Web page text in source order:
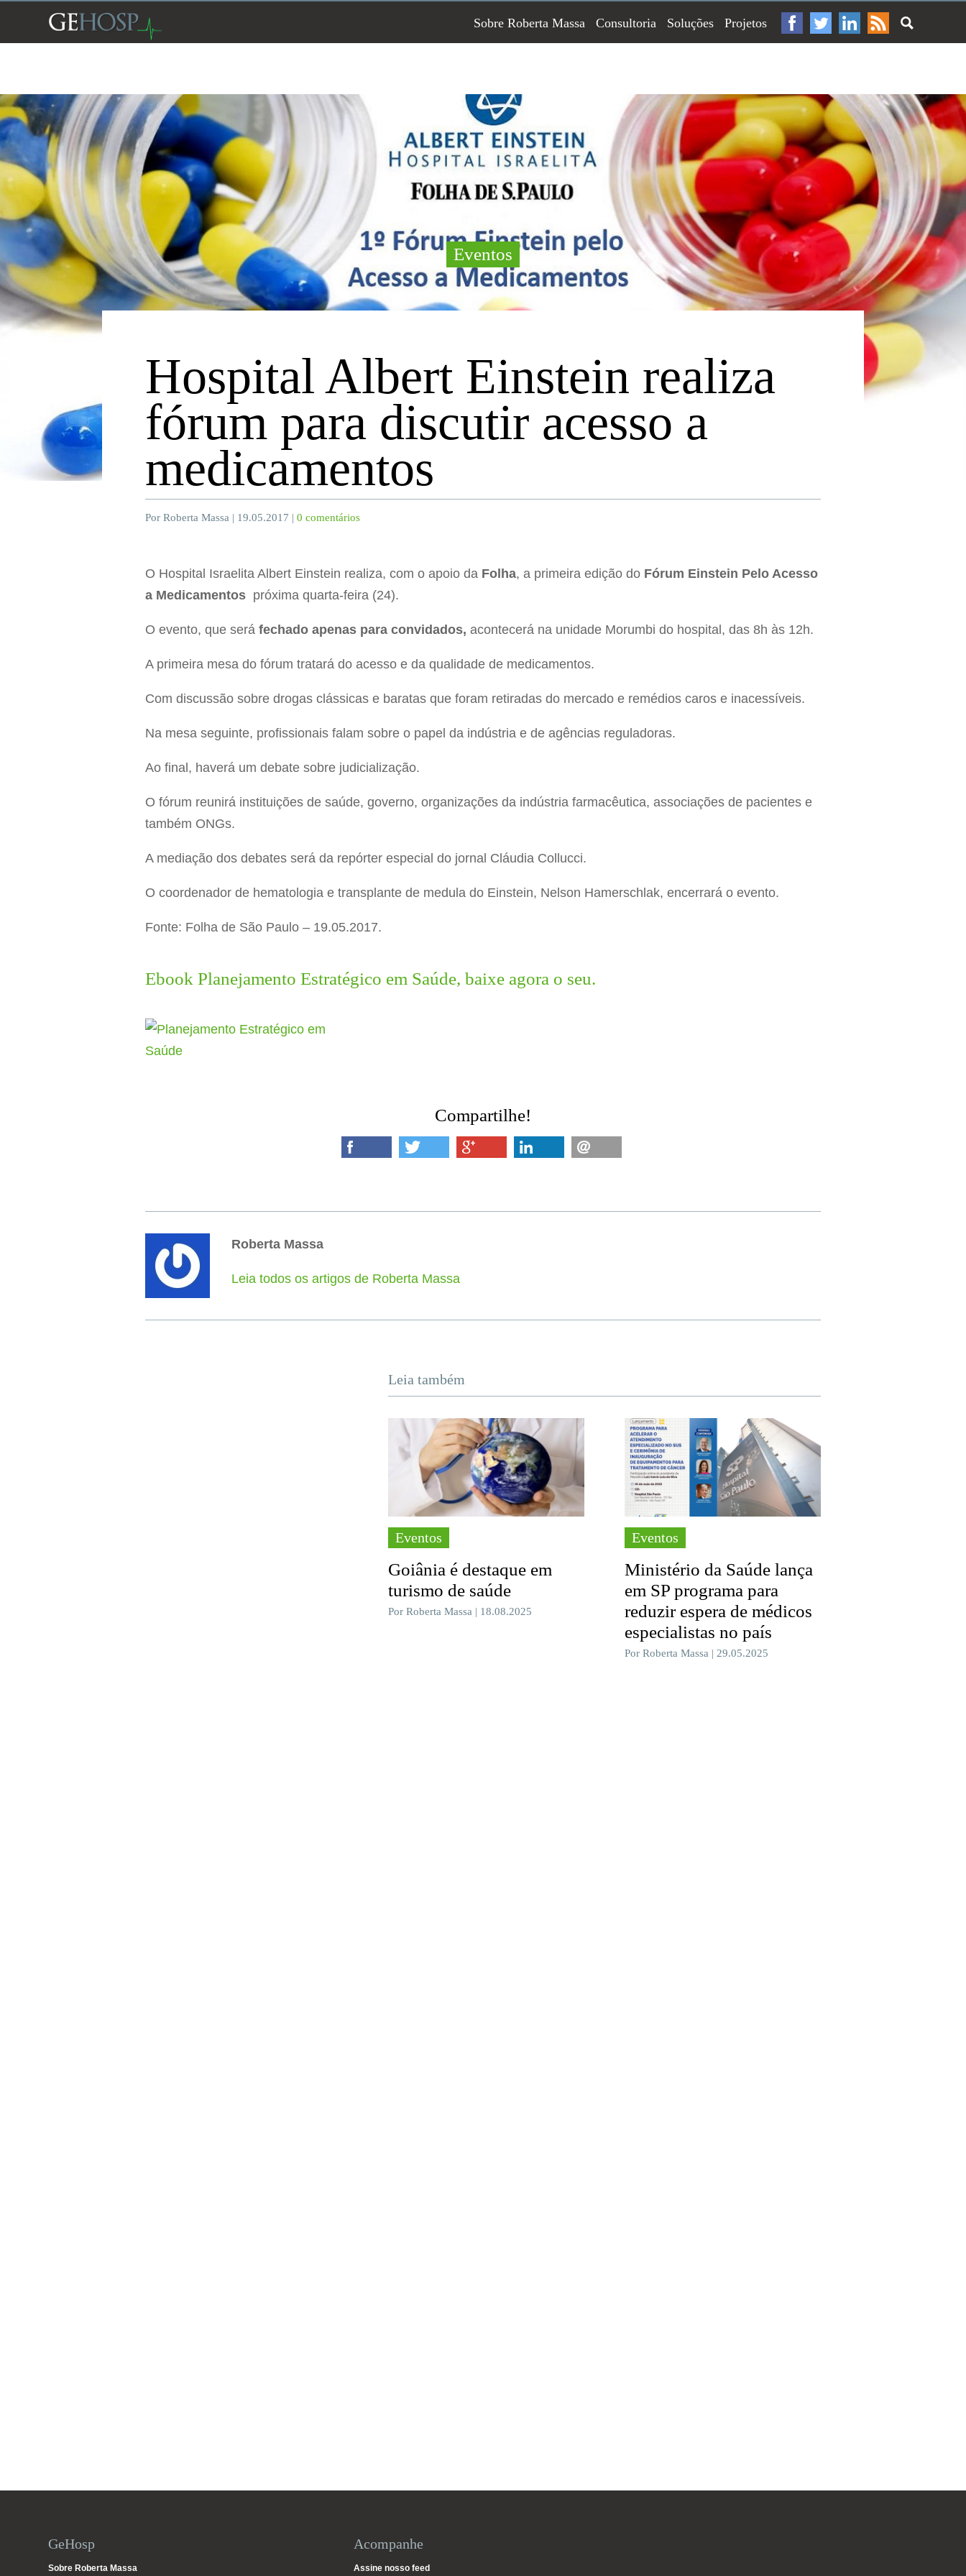
Sobre Roberta Massa Consultoria Soluções Projetos
Eventos
Hospital Albert Einstein realiza
fórum para discutir acesso a
medicamentos
Por Roberta Massa | 19.05.2017 | 0 comentários
O Hospital Israelita Albert Einstein realiza, com o apoio da Folha, a primeira edição do Fórum Einstein Pelo Acesso
a Medicamentos próxima quarta-feira (24).
O evento, que será fechado apenas para convidados, acontecerá na unidade Morumbi do hospital, das 8h às 12h.
A primeira mesa do fórum tratará do acesso e da qualidade de medicamentos.
Com discussão sobre drogas clássicas e baratas que foram retiradas do mercado e remédios caros e inacessíveis.
Na mesa seguinte, profissionais falam sobre o papel da indústria e de agências reguladoras.
Ao final, haverá um debate sobre judicialização.
O fórum reunirá instituições de saúde, governo, organizações da indústria farmacêutica, associações de pacientes e
também ONGs.
A mediação dos debates será da repórter especial do jornal Cláudia Collucci.
O coordenador de hematologia e transplante de medula do Einstein, Nelson Hamerschlak, encerrará o evento.
Fonte: Folha de São Paulo – 19.05.2017.
Ebook Planejamento Estratégico em Saúde, baixe agora o seu.
Compartilhe!
Roberta Massa
Leia todos os artigos de Roberta Massa
Leia também
Eventos
Goiânia é destaque em
turismo de saúde
Por Roberta Massa | 18.08.2025
Eventos
Ministério da Saúde lança
em SP programa para
reduzir espera de médicos
especialistas no país
Por Roberta Massa | 29.05.2025
GeHosp
Sobre Roberta Massa
Acompanhe
Assine nosso feed